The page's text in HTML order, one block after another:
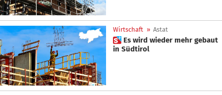
Wirtschaft » Astat
 Es wird wieder mehr gebaut
in Südtirol